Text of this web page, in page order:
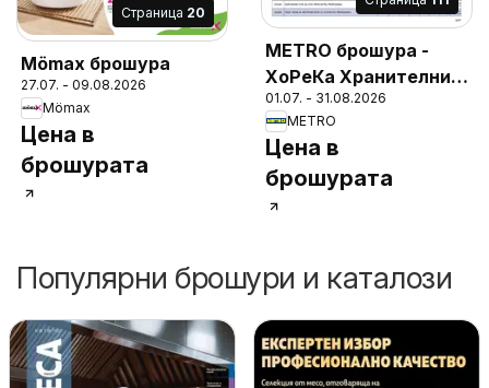
Cтраница 20
Mömax брошура
27.07. - 09.08.2026
Mömax
Цена в
брошурата
METRO брошура -
ХоРеКа Хранителни
стоки
01.07. - 31.08.2026
METRO
Цена в
брошурата
Популярни брошури и каталози